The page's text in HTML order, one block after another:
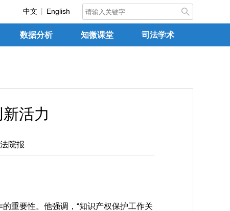
中文 English
数据分析 知微课堂 司法学术
活力
院报
重要性。他强调，“知识产权保护工作关